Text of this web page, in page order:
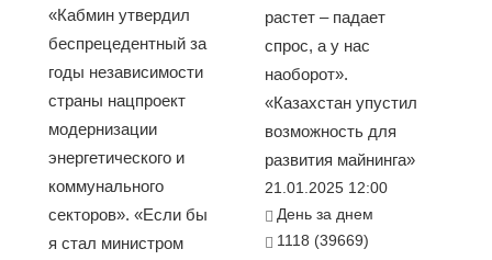
«Кабмин утвердил
беспрецедентный за
годы независимости
страны нацпроект
модернизации
энергетического и
коммунального
секторов». «Если бы
я стал министром
растет – падает
спрос, а у нас
наоборот».
«Казахстан упустил
возможность для
развития майнинга»
21.01.2025 12:00
День за днем
1118 (39669)